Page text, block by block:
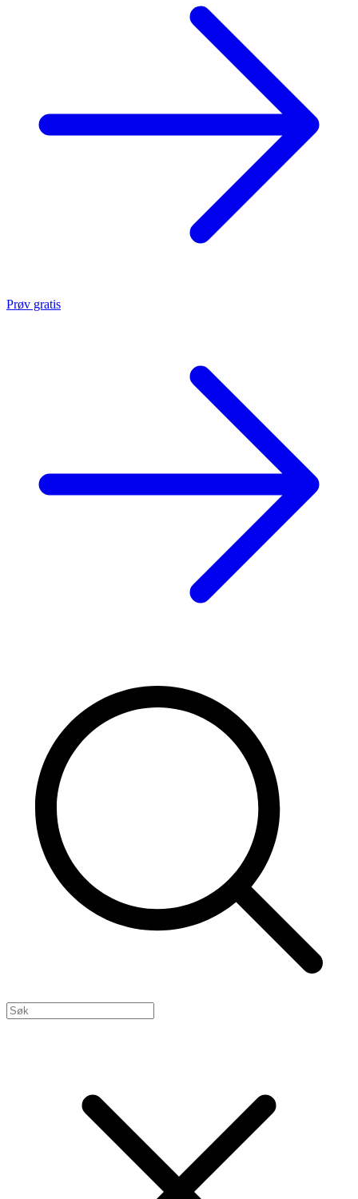
Prøv gratis